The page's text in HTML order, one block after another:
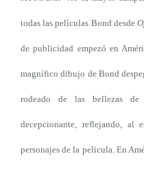
todas las películas Bond desde
de publicidad empezó en
magnífico dibujo de Bond
rodeado de las bellezas
decepcionante, reflejando,
personajes de la película. En